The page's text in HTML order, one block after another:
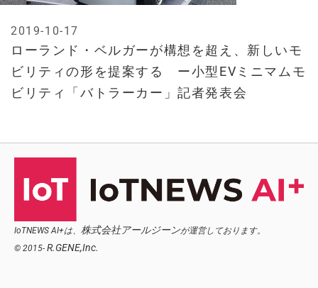
ローランド・ベルガーが構想を超え、新しいモ
ビリティの形を提案する ー小型EVミニマムモ
ビリティ「バトラーカー」記者発表会
2019-10-17
IoTNEWS AI+は、 株式会社アールジーンが運営しております。
© 2015- R.GENE,Inc.